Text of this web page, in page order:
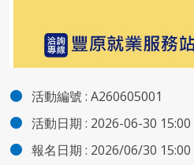
活動編號 : A260605001
活動日期 : 2026-06-30 15:00
報名日期 : 2026/06/30